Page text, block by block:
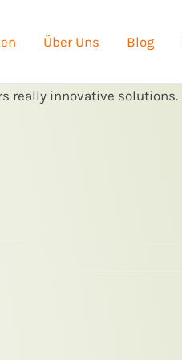
Über Uns Blog
really innovative solutions.